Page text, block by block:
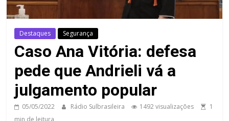
Destaques Segurança
Caso Ana Vitória: defesa
pede que Andrieli vá a
julgamento popular
05/05/2022 Rádio Sulbrasileira 1492 visualizações
1